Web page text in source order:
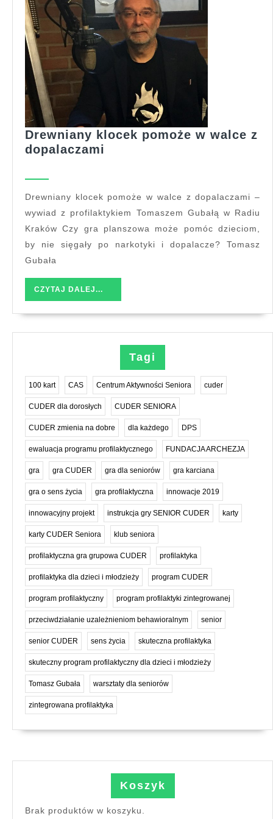
Drewniany klocek pomoże w walce z
dopalaczami
w
walce
z
dopalaczami
Drewniany klocek pomoże w walce z dopalaczami –
wywiad z profilaktykiem Tomaszem Gubałą w Radiu
Kraków Czy gra planszowa może pomóc dzieciom,
by nie sięgały po narkotyki i dopalacze? Tomasz
Gubała
CZYTAJ DALEJ...
DALEJ...
Tagi
100 kart CAS Centrum Aktywności Seniora cuder
CUDER dla dorosłych CUDER SENIORA
CUDER zmienia na dobre dla każdego DPS
ewaluacja programu profilaktycznego FUNDACJA ARCHEZJA
gra gra CUDER gra dla seniorów gra karciana
gra o sens życia gra profilaktyczna innowacje 2019
innowacyjny projekt instrukcja gry SENIOR CUDER karty
karty CUDER Seniora klub seniora
profilaktyczna gra grupowa CUDER profilaktyka
profilaktyka dla dzieci i młodzieży program CUDER
program profilaktyczny program profilaktyki zintegrowanej
przeciwdziałanie uzależnieniom behawioralnym senior
senior CUDER sens życia skuteczna profilaktyka
skuteczny program profilaktyczny dla dzieci i młodzieży
Tomasz Gubała warsztaty dla seniorów
zintegrowana profilaktyka
Koszyk
Brak produktów w koszyku.